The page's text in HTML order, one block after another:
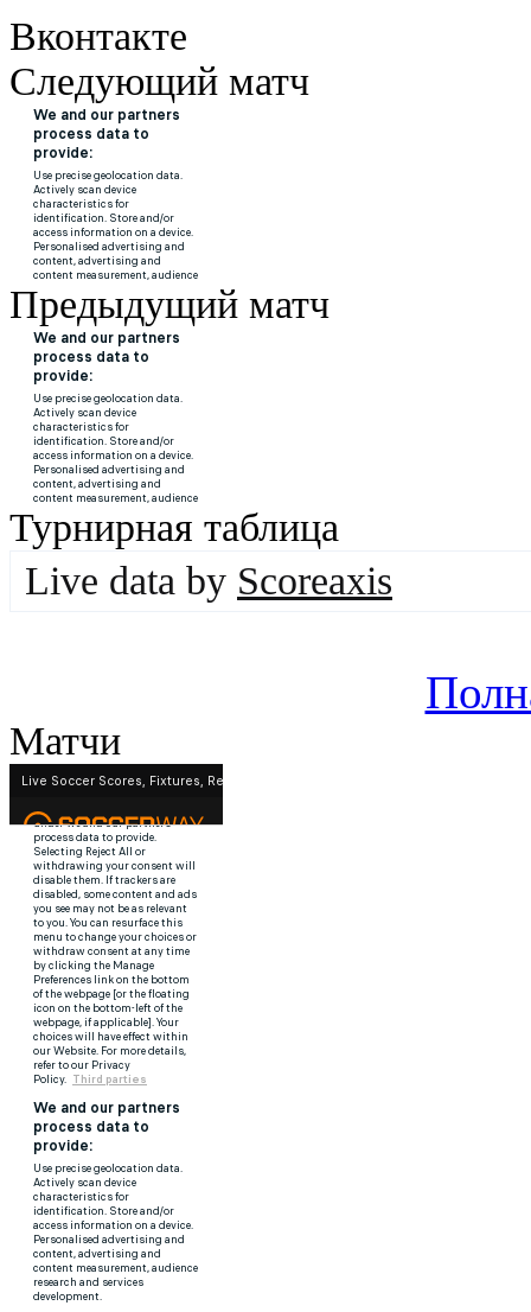
Вконтакте
Следующий матч
Предыдущий матч
Турнирная таблица
Live data by Scoreaxis
Матчи